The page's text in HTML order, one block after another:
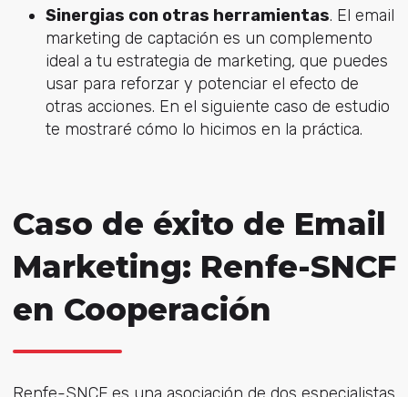
Sinergias con otras herramientas. El email
marketing de captación es un complemento
ideal a tu estrategia de marketing, que puedes
usar para reforzar y potenciar el efecto de
otras acciones. En el siguiente caso de estudio
te mostraré cómo lo hicimos en la práctica.
Caso de éxito de Email
Marketing: Renfe-SNCF
en Cooperación